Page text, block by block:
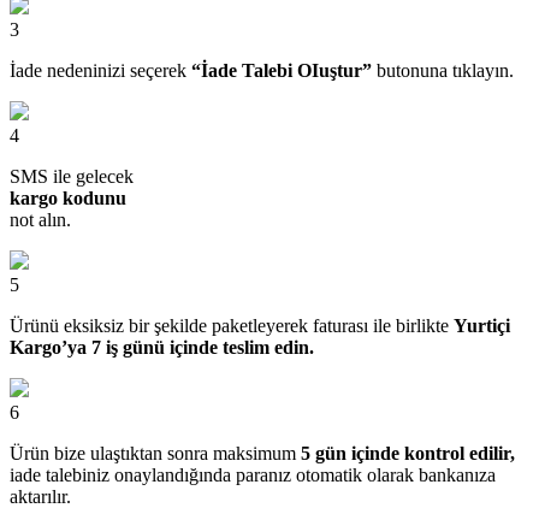
3
İade nedeninizi seçerek “İade Talebi OIuştur” butonuna tıklayın.
4
SMS ile gelecek
kargo kodunu
not alın.
5
Ürünü eksiksiz bir şekilde paketleyerek faturası ile birlikte Yurtiçi
Kargo’ya 7 iş günü içinde teslim edin.
6
Ürün bize ulaştıktan sonra maksimum 5 gün içinde kontrol edilir,
iade talebiniz onaylandığında paranız otomatik olarak bankanıza
aktarılır.